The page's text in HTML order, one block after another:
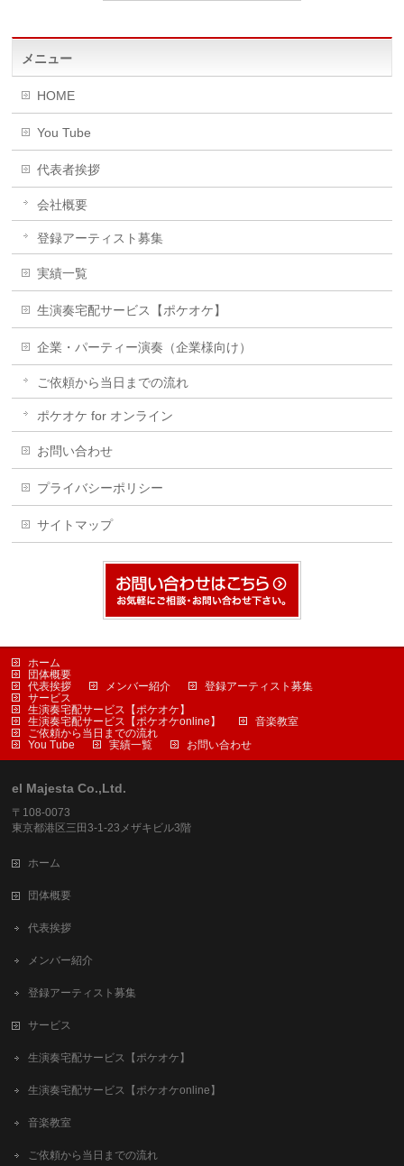
メニュー
HOME
You Tube
代表者挨拶
会社概要
登録アーティスト募集
実績一覧
生演奏宅配サービス【ポケオケ】
企業・パーティー演奏（企業様向け）
ご依頼から当日までの流れ
ポケオケ for オンライン
お問い合わせ
プライバシーポリシー
サイトマップ
ホーム
団体概要
代表挨拶
メンバー紹介
登録アーティスト募集
サービス
生演奏宅配サービス【ポケオケ】
生演奏宅配サービス【ポケオケonline】
音楽教室
ご依頼から当日までの流れ
You Tube
実績一覧 お問い合わせ
el Majesta Co.,Ltd.
〒108-0073
東京都港区三田3-1-23メザキビル3階
ホーム
団体概要
代表挨拶
メンバー紹介
登録アーティスト募集
サービス
生演奏宅配サービス【ポケオケ】
生演奏宅配サービス【ポケオケonline】
音楽教室
ご依頼から当日までの流れ